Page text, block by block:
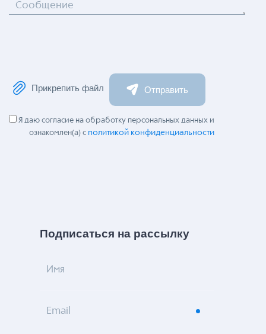
Сообщение
Прикрепить файл Отправить
Я даю согласие на обработку персональных данных и
ознакомлен(а) с политикой конфиденциальности
Подписаться на рассылку
Имя
Email